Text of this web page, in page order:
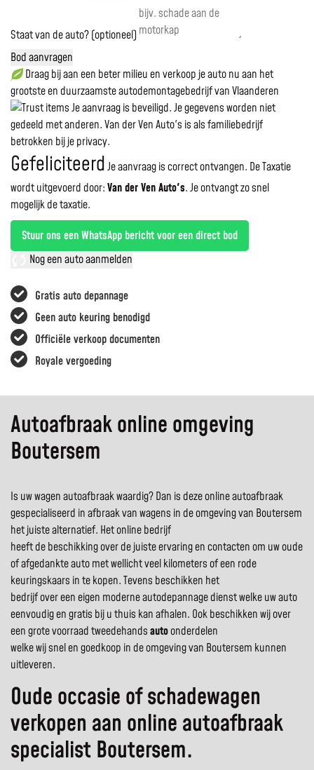
Gratis auto depannage
Geen auto keuring benodigd
Officiële verkoop documenten
Royale vergoeding
Staat van de auto? (optioneel)
Bod aanvragen
Draag bij aan een beter milieu en verkoop je auto nu aan het
grootste en duurzaamste autodemontagebedrijf van Vlaanderen
Je aanvraag is beveiligd. Je gegevens worden niet
gedeeld met anderen. Van der Ven Auto's is als familiebedrijf
betrokken bij je privacy.
GefeliciteerdJe aanvraag is correct ontvangen. De Taxatie
wordt uitgevoerd door:Van der Ven Auto's.Je ontvangt zo snel
mogelijk de taxatie.
Stuur ons een WhatsApp bericht voor een direct bod
Nog een auto aanmelden
Autoafbraak online omgeving
Boutersem
Is uw wagen autoafbraak waardig? Dan is deze online autoafbraak
gespecialiseerd in afbraak van wagens in de omgeving van Boutersem
het juiste alternatief. Het online bedrijf
heeft de beschikking over de juiste ervaring en contacten om uw oude
of afgedankte auto met wellicht veel kilometers of een rode
keuringskaars in te kopen. Tevens beschikken het
bedrijf over een eigen moderne autodepannage dienst welke uw auto
eenvoudig en gratis bij u thuis kan afhalen. Ook beschikken wij over
een grote voorraad tweedehandsautoonderdelen
welke wij snel en goedkoop in de omgeving van Boutersem kunnen
uitleveren.
Oude occasie of schadewagen
verkopen aan online autoafbraak
specialist Boutersem.